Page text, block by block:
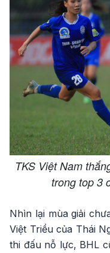
TKS Việt Nam
trong top 3
Nhìn lại mùa giải
Việt Triều của Thái
thi đấu nỗ lực, BHL